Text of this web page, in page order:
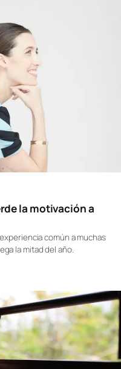
la motivación a
común a muchas
la mitad del año.